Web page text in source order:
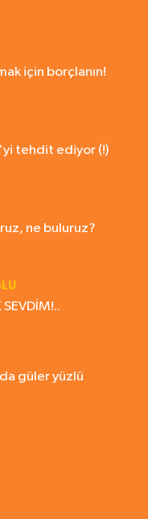
için borçlanın!
tehdit ediyor (!)
ne buluruz?
güler yüzlü